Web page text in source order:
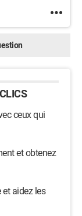
ceux qui
et obtenez
et aidez les